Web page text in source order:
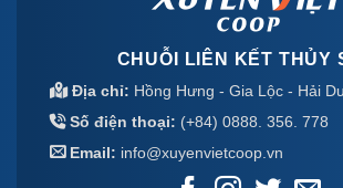
CHUỖI LIÊN KẾT THỦY
Địa chỉ: Hồng Hưng - Gia Lộc - Hải
Số điện thoại: (+84) 0888. 356. 778
Email: info@xuyenvietcoop.vn